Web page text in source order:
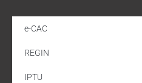
e-CAC
REGIN
IPTU